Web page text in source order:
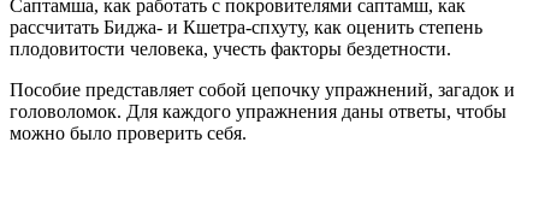
Саптамша, как работать с покровителями саптамш, как
рассчитать Биджа- и Кшетра-спхуту, как оценить степень
плодовитости человека, учесть факторы бездетности.
Пособие представляет собой цепочку упражнений, загадок и
головоломок. Для каждого упражнения даны ответы, чтобы
можно было проверить себя.